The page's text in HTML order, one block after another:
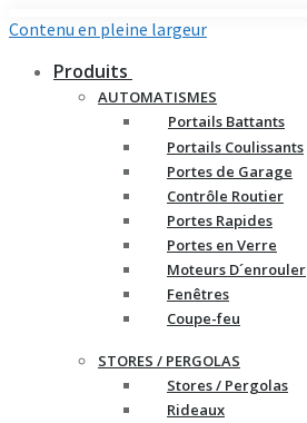
Contenu en pleine largeur
Produits
AUTOMATISMES
Portails Battants
Portails Coulissants
Portes de Garage
Contrôle Routier
Portes Rapides
Portes en Verre
Moteurs D´enrouler
Fenêtres
Coupe-feu
STORES / PERGOLAS
Stores / Pergolas
Rideaux